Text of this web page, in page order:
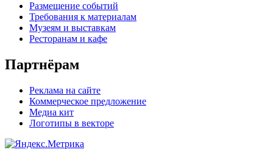
Размещение событий
Требования к материалам
Музеям и выставкам
Ресторанам и кафе
Партнёрам
Реклама на сайте
Коммерческое предложение
Медиа кит
Логотипы в векторе